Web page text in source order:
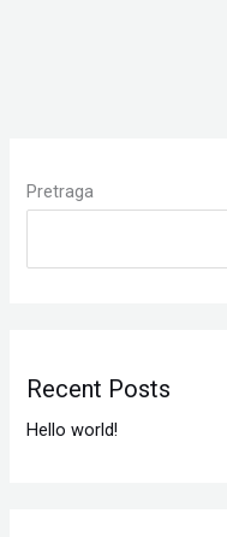
Pretraga
Recent Posts
Hello world!